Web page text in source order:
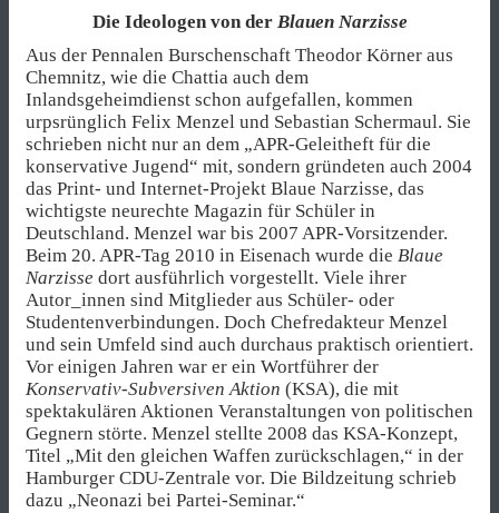
Die Ideologen von der Blauen Narzisse
Aus der Pennalen Burschenschaft Theodor Körner aus
Chemnitz, wie die Chattia auch dem
Inlandsgeheimdienst schon aufgefallen, kommen
urpsrünglich Felix Menzel und Sebastian Schermaul. Sie
schrieben nicht nur an dem „APR-Geleitheft für die
konservative Jugend“ mit, sondern gründeten auch 2004
das Print- und Internet-Projekt Blaue Narzisse, das
wichtigste neurechte Magazin für Schüler in
Deutschland. Menzel war bis 2007 APR-Vorsitzender.
Beim 20. APR-Tag 2010 in Eisenach wurde die Blaue
Narzisse dort ausführlich vorgestellt. Viele ihrer
Autor_innen sind Mitglieder aus Schüler- oder
Studentenverbindungen. Doch Chefredakteur Menzel
und sein Umfeld sind auch durchaus praktisch orientiert.
Vor einigen Jahren war er ein Wortführer der
Konservativ-Subversiven Aktion (KSA), die mit
spektakulären Aktionen Veranstaltungen von politischen
Gegnern störte. Menzel stellte 2008 das KSA-Konzept,
Titel „Mit den gleichen Waffen zurückschlagen,“ in der
Hamburger CDU-Zentrale vor. Die Bildzeitung schrieb
dazu „Neonazi bei Partei-Seminar.“